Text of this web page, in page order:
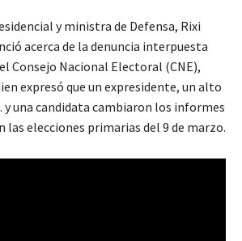
y ministra de Defensa, Rixi
acerca de la denuncia interpuesta
Consejo Nacional Electoral (CNE),
expresó que un expresidente, un alto
y una candidata cambiaron los informes
las elecciones primarias del 9 de marzo.